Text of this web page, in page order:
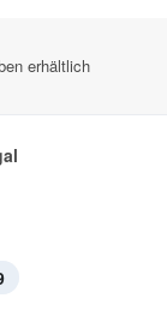
erhältlich